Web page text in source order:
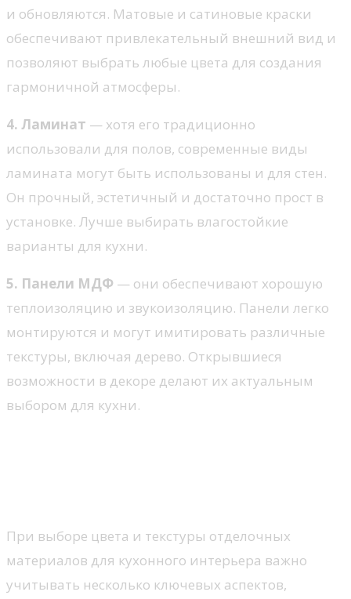
и обновляются. Матовые и сатиновые краски
обеспечивают привлекательный внешний вид и
позволяют выбрать любые цвета для создания
гармоничной атмосферы.
4. Ламинат — хотя его традиционно
использовали для полов, современные виды
ламината могут быть использованы и для стен.
Он прочный, эстетичный и достаточно прост в
установке. Лучше выбирать влагостойкие
варианты для кухни.
5. Панели МДФ — они обеспечивают хорошую
теплоизоляцию и звукоизоляцию. Панели легко
монтируются и могут имитировать различные
текстуры, включая дерево. Открывшиеся
возможности в декоре делают их актуальным
выбором для кухни.
При выборе цвета и текстуры отделочных
материалов для кухонного интерьера важно
учитывать несколько ключевых аспектов,